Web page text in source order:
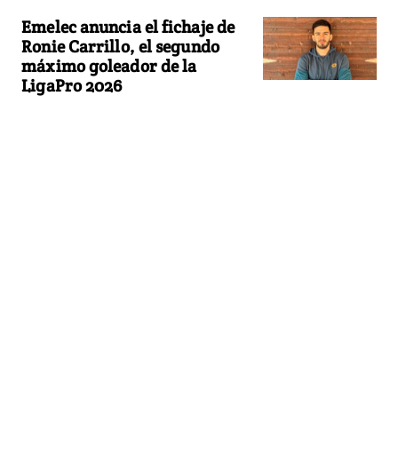
Emelec anuncia el fichaje de
Ronie Carrillo, el segundo
máximo goleador de la
LigaPro 2026